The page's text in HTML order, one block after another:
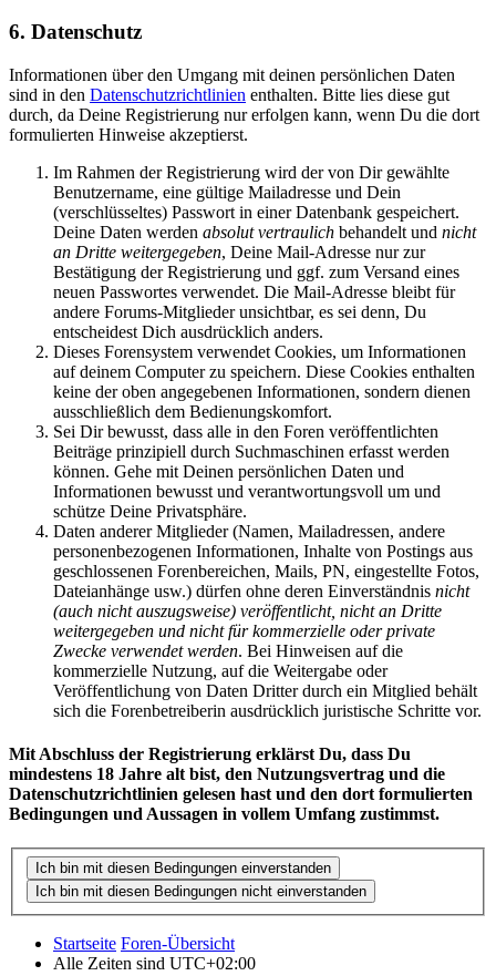
6. Datenschutz
Informationen über den Umgang mit deinen persönlichen Daten
sind in den Datenschutzrichtlinien enthalten. Bitte lies diese gut
durch, da Deine Registrierung nur erfolgen kann, wenn Du die dort
formulierten Hinweise akzeptierst.
Im Rahmen der Registrierung wird der von Dir gewählte
Benutzername, eine gültige Mailadresse und Dein
(verschlüsseltes) Passwort in einer Datenbank gespeichert.
Deine Daten werden absolut vertraulich behandelt und nicht
an Dritte weitergegeben, Deine Mail-Adresse nur zur
Bestätigung der Registrierung und ggf. zum Versand eines
neuen Passwortes verwendet. Die Mail-Adresse bleibt für
andere Forums-Mitglieder unsichtbar, es sei denn, Du
entscheidest Dich ausdrücklich anders.
Dieses Forensystem verwendet Cookies, um Informationen
auf deinem Computer zu speichern. Diese Cookies enthalten
keine der oben angegebenen Informationen, sondern dienen
ausschließlich dem Bedienungskomfort.
Sei Dir bewusst, dass alle in den Foren veröffentlichten
Beiträge prinzipiell durch Suchmaschinen erfasst werden
können. Gehe mit Deinen persönlichen Daten und
Informationen bewusst und verantwortungsvoll um und
schütze Deine Privatsphäre.
Daten anderer Mitglieder (Namen, Mailadressen, andere
personenbezogenen Informationen, Inhalte von Postings aus
geschlossenen Forenbereichen, Mails, PN, eingestellte Fotos,
Dateianhänge usw.) dürfen ohne deren Einverständnis nicht
(auch nicht auszugsweise) veröffentlicht, nicht an Dritte
weitergegeben und nicht für kommerzielle oder private
Zwecke verwendet werden. Bei Hinweisen auf die
kommerzielle Nutzung, auf die Weitergabe oder
Veröffentlichung von Daten Dritter durch ein Mitglied behält
sich die Forenbetreiberin ausdrücklich juristische Schritte vor.
Mit Abschluss der Registrierung erklärst Du, dass Du
mindestens 18 Jahre alt bist, den Nutzungsvertrag und die
Datenschutzrichtlinien gelesen hast und den dort formulierten
Bedingungen und Aussagen in vollem Umfang zustimmst.
Startseite Foren-Übersicht
Alle Zeiten sind UTC+02:00